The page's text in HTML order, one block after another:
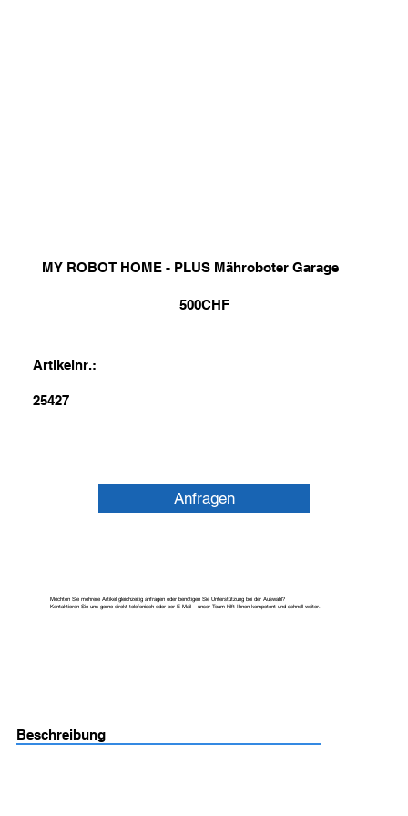
MY ROBOT HOME - PLUS Mähroboter Garage
500CHF
Artikelnr.:
25427
Anfragen
Möchten Sie mehrere Artikel gleichzeitig anfragen oder benötigen Sie Unterstützung bei der Auswahl?
Kontaktieren Sie uns gerne direkt telefonisch oder per E-Mail – unser Team hilft Ihnen kompetent und schnell weiter.
Beschreibung